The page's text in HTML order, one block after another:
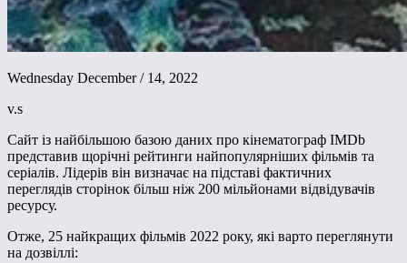
Wednesday December / 14, 2022
v.s
Сайт із найбільшою базою даних про кінематограф IMDb
представив щорічні рейтинги найпопулярніших фільмів та
серіалів. Лідерів він визначає на підставі фактичних
переглядів сторінок більш ніж 200 мільйонами відвідувачів
ресурсу.
Отже, 25 найкращих фільмів 2022 року, які варто переглянути
на дозвіллі: